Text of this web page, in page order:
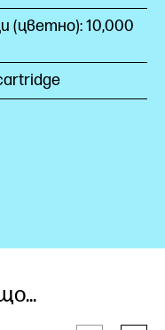
(цветно): 10,000